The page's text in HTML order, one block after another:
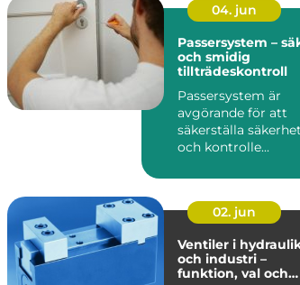
04. jun
Passersystem –
och smidig
tillträdeskontroll
Passersystem är
avgörande för att
säkerställa
och kontrolle...
02. jun
Ventiler i
och industri –
funktion, val och